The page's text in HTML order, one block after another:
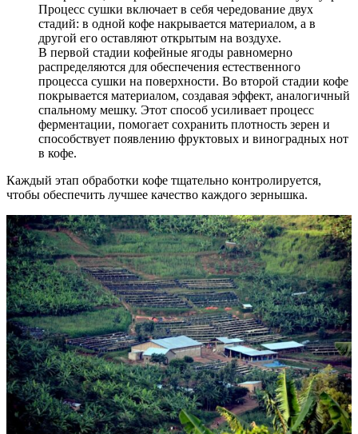
Процесс сушки включает в себя чередование двух
стадий: в одной кофе накрывается материалом, а в
другой его оставляют открытым на воздухе.
В первой стадии кофейные ягоды равномерно
распределяются для обеспечения естественного
процесса сушки на поверхности. Во второй стадии кофе
покрывается материалом, создавая эффект, аналогичный
спальному мешку. Этот способ усиливает процесс
ферментации, помогает сохранить плотность зерен и
способствует появлению фруктовых и виноградных нот
в кофе.
Каждый этап обработки кофе тщательно контролируется,
чтобы обеспечить лучшее качество каждого зернышка.